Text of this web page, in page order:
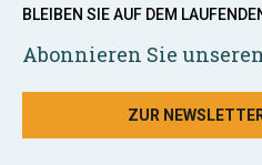
BLEIBEN SIE AUF DEM
Abonnieren Sie
ZUR